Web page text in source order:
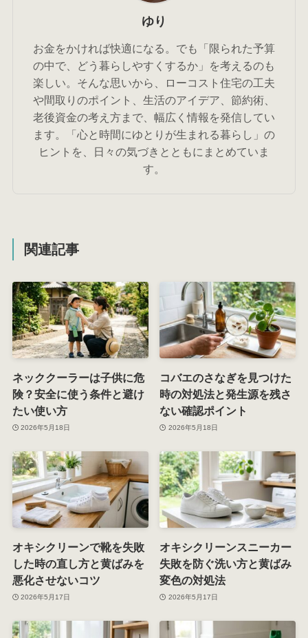
ゆり
お金をかければ快適になる。でも「限られた予算
の中で、どう暮らしやすくするか」を考えるのも
楽しい。そんな思いから、ローコスト住宅の工夫
や間取りのポイント、生活のアイデア、節約術、
老後資金の考え方まで、幅広く情報を発信してい
ます。「心と時間にゆとりが生まれる暮らし」の
ヒントを、日々の気づきとともにまとめていま
す。
関連記事
ネッククーラーは子供に危
険？安全に使う条件と避け
たい使い方
2026年5月18日
コバエのさなぎを見つけた
時の対処法と発生源を残さ
ない確認ポイント
2026年5月18日
オキシクリーンで靴を失敗
した時の直し方と黄ばみを
悪化させないコツ
2026年5月17日
オキシクリーンスニーカー
失敗を防ぐ洗い方と黄ばみ
変色の対処法
2026年5月17日